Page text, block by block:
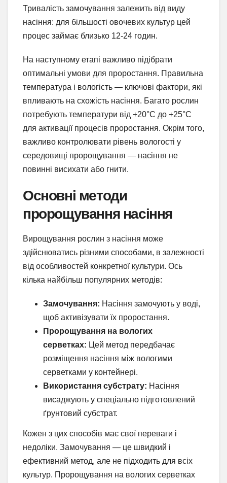
Тривалість замочування залежить від виду
насіння: для більшості овочевих культур цей
процес займає близько 12-24 годин.
На наступному етапі важливо підібрати
оптимальні умови для проростання. Правильна
температура і вологість — ключові фактори, які
впливають на схожість насіння. Багато рослин
потребують температури від +20°C до +25°C
для активації процесів проростання. Окрім того,
важливо контролювати рівень вологості у
середовищі пророщування — насіння не
повинні висихати або гнити.
Основні методи
пророщування насіння
Вирощування рослин з насіння може
здійснюватись різними способами, в залежності
від особливостей конкретної культури. Ось
кілька найбільш популярних методів:
Замочування: Насіння замочують у воді,
щоб активізувати їх проростання.
Пророщування на вологих
серветках: Цей метод передбачає
розміщення насіння між вологими
серветками у контейнері.
Використання субстрату: Насіння
висаджують у спеціально підготовлений
ґрунтовий субстрат.
Кожен з цих способів має свої переваги і
недоліки. Замочування — це швидкий і
ефективний метод, але не підходить для всіх
культур. Пророщування на вологих серветках